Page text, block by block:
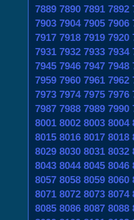
7889 7890 7891 7892
7903 7904 7905 7906
7917 7918 7919 7920
7931 7932 7933 7934
7945 7946 7947 7948
7959 7960 7961 7962
7973 7974 7975 7976
7987 7988 7989 7990
8001 8002 8003 8004
8015 8016 8017 8018
8029 8030 8031 8032
8043 8044 8045 8046
8057 8058 8059 8060
8071 8072 8073 8074
8085 8086 8087 8088